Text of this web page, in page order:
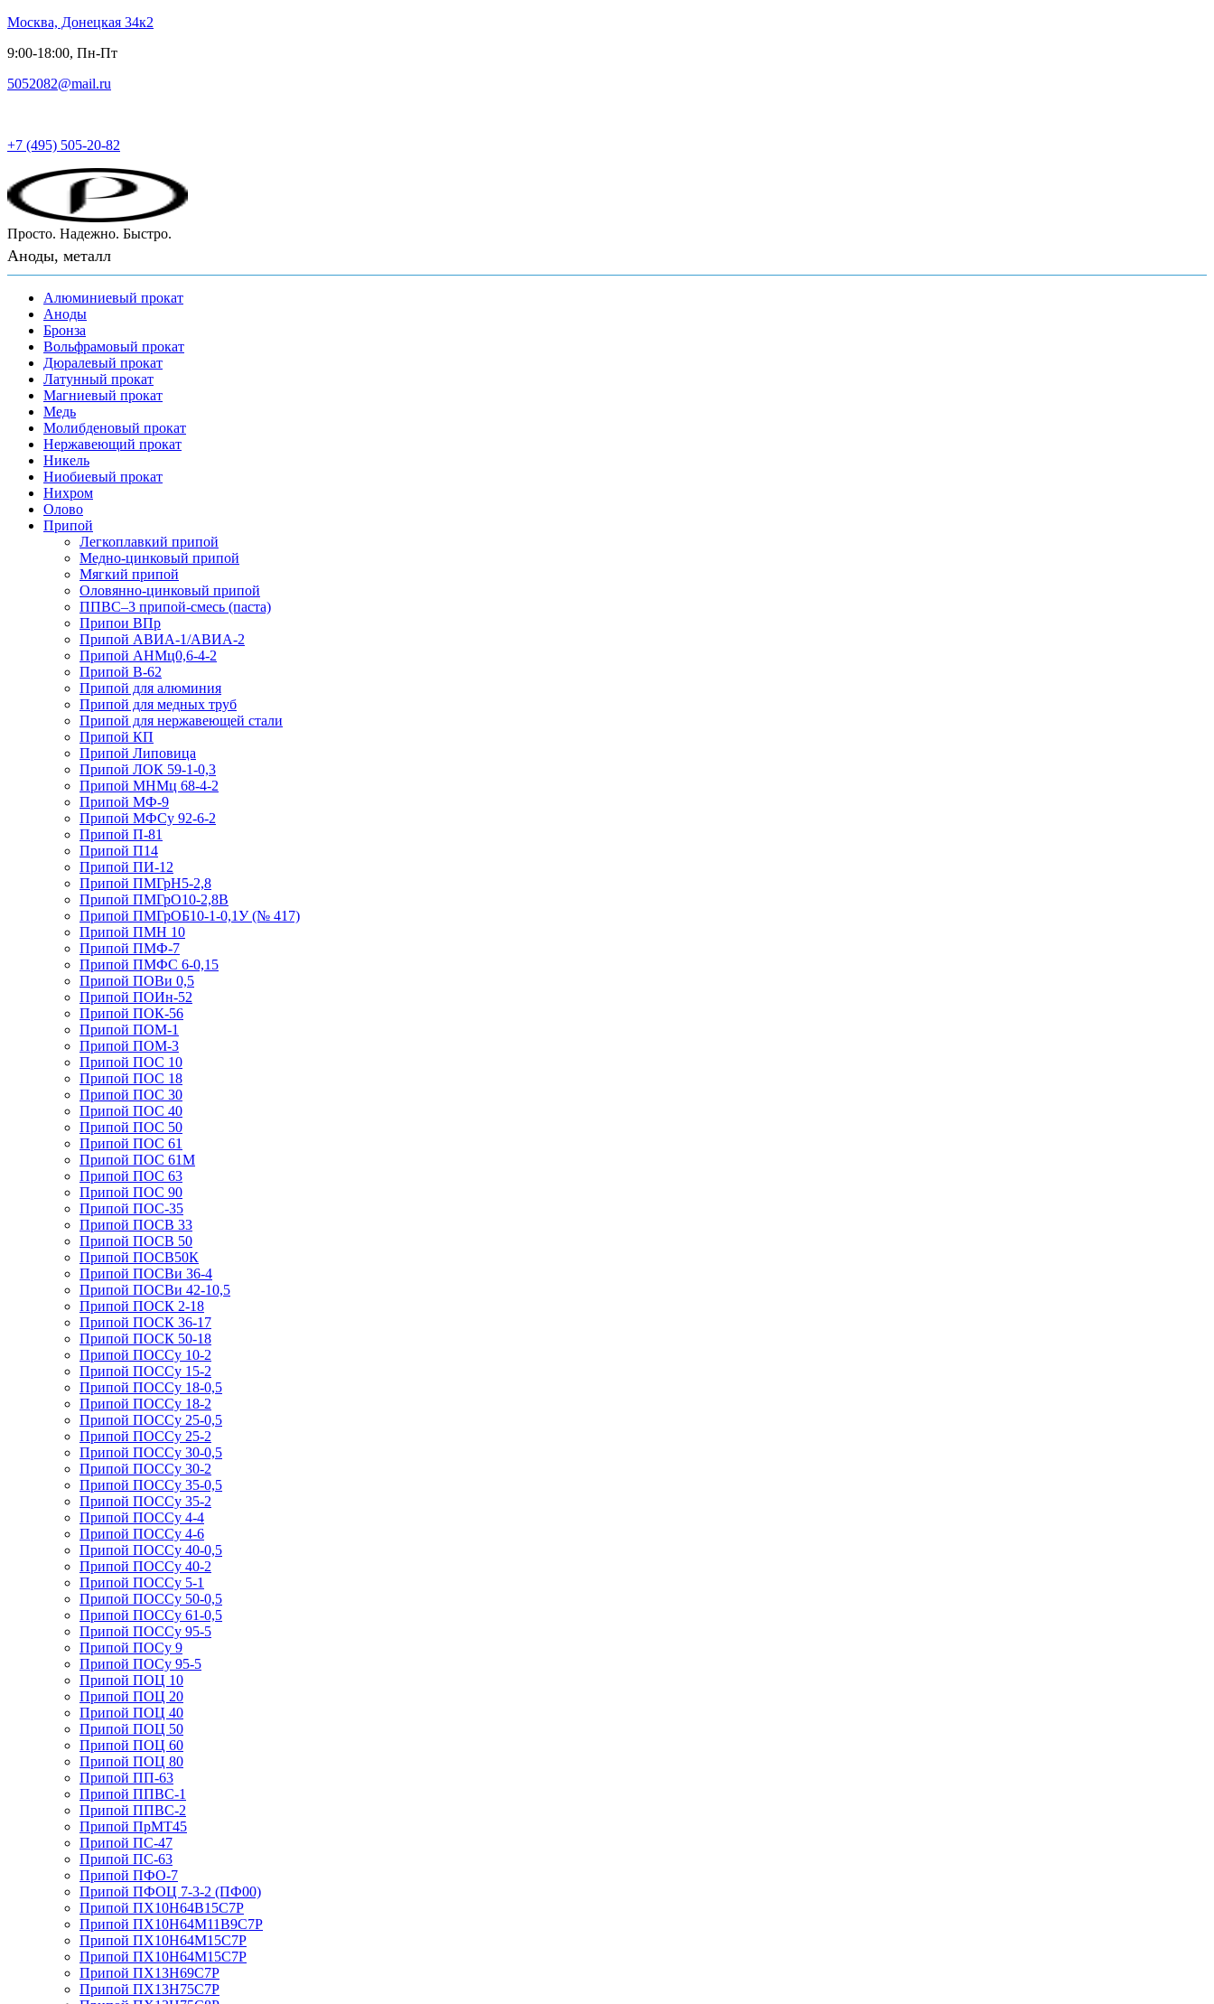
Москва, Донецкая 34к2
9:00-18:00, Пн-Пт
5052082@mail.ru
+7 (495) 505-20-82
Просто. Надежно. Быстро.
Аноды, металл
Алюминиевый прокат
Аноды
Бронза
Вольфрамовый прокат
Дюралевый прокат
Латунный прокат
Магниевый прокат
Медь
Молибденовый прокат
Нержавеющий прокат
Никель
Ниобиевый прокат
Нихром
Олово
Припой
Легкоплавкий припой
Медно-цинковый припой
Мягкий припой
Оловянно-цинковый припой
ППВС–3 припой-смесь (паста)
Припои ВПр
Припой АВИА-1/АВИА-2
Припой АНМц0,6-4-2
Припой В-62
Припой для алюминия
Припой для медных труб
Припой для нержавеющей стали
Припой КП
Припой Липовица
Припой ЛОК 59-1-0,3
Припой МНМц 68-4-2
Припой МФ-9
Припой МФСу 92-6-2
Припой П-81
Припой П14
Припой ПИ-12
Припой ПМГрН5-2,8
Припой ПМГрО10-2,8В
Припой ПМГрОБ10-1-0,1У (№ 417)
Припой ПМН 10
Припой ПМФ-7
Припой ПМФС 6-0,15
Припой ПОВи 0,5
Припой ПОИн-52
Припой ПОК-56
Припой ПОМ-1
Припой ПОМ-3
Припой ПОС 10
Припой ПОС 18
Припой ПОС 30
Припой ПОС 40
Припой ПОС 50
Припой ПОС 61
Припой ПОС 61М
Припой ПОС 63
Припой ПОС 90
Припой ПОС-35
Припой ПОСВ 33
Припой ПОСВ 50
Припой ПОСВ50К
Припой ПОСВи 36-4
Припой ПОСВи 42-10,5
Припой ПОСК 2-18
Припой ПОСК 36-17
Припой ПОСК 50-18
Припой ПОССу 10-2
Припой ПОССу 15-2
Припой ПОССу 18-0,5
Припой ПОССу 18-2
Припой ПОССу 25-0,5
Припой ПОССу 25-2
Припой ПОССу 30-0,5
Припой ПОССу 30-2
Припой ПОССу 35-0,5
Припой ПОССу 35-2
Припой ПОССу 4-4
Припой ПОССу 4-6
Припой ПОССу 40-0,5
Припой ПОССу 40-2
Припой ПОССу 5-1
Припой ПОССу 50-0,5
Припой ПОССу 61-0,5
Припой ПОССу 95-5
Припой ПОСу 9
Припой ПОСу 95-5
Припой ПОЦ 10
Припой ПОЦ 20
Припой ПОЦ 40
Припой ПОЦ 50
Припой ПОЦ 60
Припой ПОЦ 80
Припой ПП-63
Припой ППВС-1
Припой ППВС-2
Припой ПрМТ45
Припой ПС-47
Припой ПС-63
Припой ПФО-7
Припой ПФОЦ 7-3-2 (ПФ00)
Припой ПХ10Н64В15С7Р
Припой ПХ10Н64М11В9С7Р
Припой ПХ10Н64М15С7Р
Припой ПХ10Н64М15С7Р
Припой ПХ13Н69С7Р
Припой ПХ13Н75С7Р